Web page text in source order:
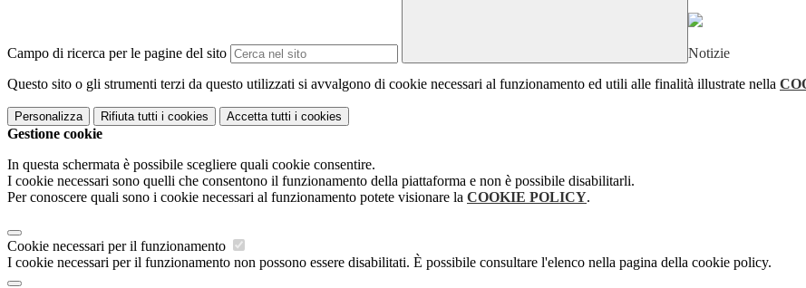
Campo di ricerca per le pagine del sito
Notizie
Questo sito o gli strumenti terzi da questo utilizzati si avvalgono di cookie necessari al funzionamento ed utili alle finalità illustrate nella
Personalizza Rifiuta tutti i cookies Accetta tutti i cookies
Gestione cookie
In questa schermata è possibile scegliere quali cookie consentire.
I cookie necessari sono quelli che consentono il funzionamento della piattaforma e non è possibile disabilitarli.
Per conoscere quali sono i cookie necessari al funzionamento potete visionare la COOKIE POLICY.
Cookie necessari per il funzionamento
I cookie necessari per il funzionamento non possono essere disabilitati. È possibile consultare l'elenco nella pagina della cookie policy.